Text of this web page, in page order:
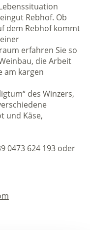
Rebhof. Ob
dem Rebhof kommt
erfahren Sie so
die Arbeit
am kargen
des Winzers,
und Käse,
0473 624 193 oder